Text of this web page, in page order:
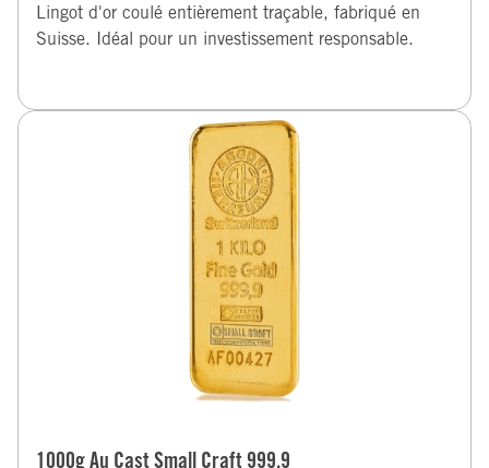
Lingot d'or coulé entièrement traçable, fabriqué en
Suisse. Idéal pour un investissement responsable.
1000g Au Cast Small Craft 999.9